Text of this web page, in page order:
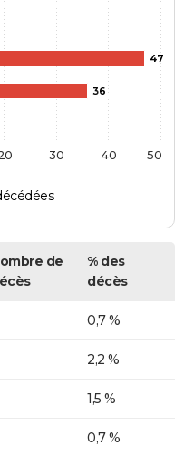
47
36
30 40 50
de
% des
décès
0,7 %
2,2 %
1,5 %
0,7 %